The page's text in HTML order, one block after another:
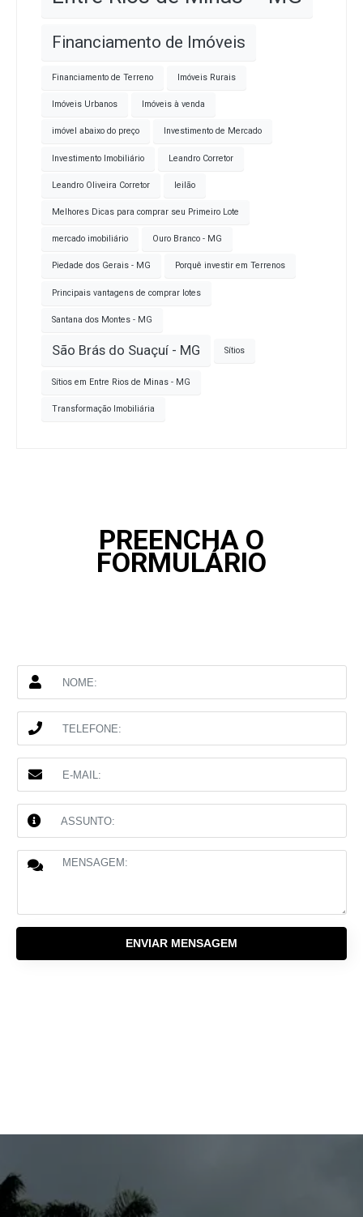
Financiamento de Imóveis
Financiamento de Terreno Imóveis Rurais
Imóveis Urbanos Imóveis à venda
imóvel abaixo do preço Investimento de Mercado
Investimento Imobiliário Leandro Corretor
Leandro Oliveira Corretor leilão
Melhores Dicas para comprar seu Primeiro Lote
mercado imobiliário Ouro Branco - MG
Piedade dos Gerais - MG Porquê investir em Terrenos
Principais vantagens de comprar lotes
Santana dos Montes - MG
São Brás do Suaçuí - MG Sítios
Sítios em Entre Rios de Minas - MG
Transformação Imobiliária
PREENCHA O
FORMULÁRIO
ENVIAR MENSAGEM